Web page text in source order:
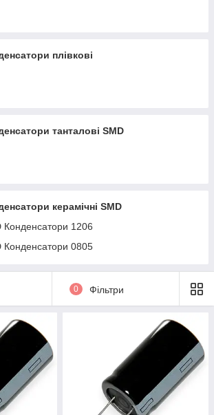
плівкові
танталові SMD
керамічні SMD
Конденсатори 1206
Конденсатори 0805
0 Фільтри